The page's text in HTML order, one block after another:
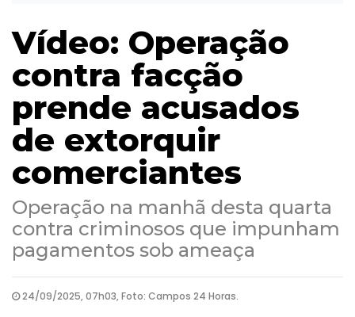
Vídeo: Operação
contra facção
prende acusados
de extorquir
comerciantes
Operação na manhã desta quarta
contra criminosos que impunham
pagamentos sob ameaça
24/09/2025, 07h03, Foto: Campos 24 Horas.